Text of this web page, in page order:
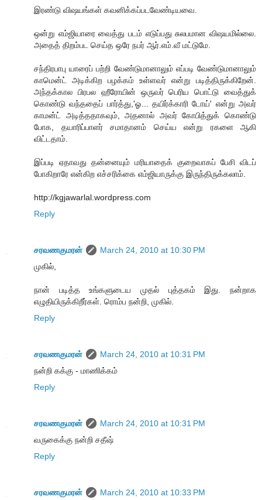
இரண்டு விஷயங்கள் கவனிக்கப்படவேண்டியவை.
ஒன்று எம்ஜியாரை வைத்து படம் எடுப்பது சுலபமான விஷயமில்லை.
அதைத் திறம்பட செய்த ஒரே நபர் ஆர்.எம்.வீ மட்டுமே.
சந்திரபாபு யாரைப் பற்றி வேண்டுமானாலும் எப்படி வேண்டுமானாலும்
காமென்ட் அடிக்கிற பழக்கம் உள்ளவர் என்று படித்திருக்கிறேன்.
அந்தக்கால பிரபல ஹீரோயின் ஒருவர் பெரிய பொட்டு வைத்துக்
கொண்டு வந்ததைப் பார்த்து,'ஓ... தயிர்க்காரி டோய்' என்று அவர்
காமன்ட் அடித்ததாகவும், அதனால் அவர் கோபித்துக் கொண்டு
போக, தயாரிப்பாளர் சமாதானம் செய்ய என்று ரகளை ஆகி
விட்டதாம்.
இப்படி ஏதாவது தன்னையும் மரியாதைக் குறைவாகப் பேசி விடப்
போகிறாரே என்கிற எச்சரிக்கை எம்ஜியாருக்கு இருந்திருக்கலாம்.
http://kgjawarlal.wordpress.com
Reply
சரவணகுமரன்
March 24, 2010 at 10:30 PM
முகில்,
நான் படித்த உங்களுடைய முதல் புத்தகம் இது. நன்றாக
எழுதியிருக்கிறீர்கள். ரொம்ப நன்றி, முகில்.
Reply
சரவணகுமரன்
March 24, 2010 at 10:31 PM
நன்றி கக்கு - மாணிக்கம்
Reply
சரவணகுமரன்
March 24, 2010 at 10:31 PM
வருகைக்கு நன்றி சதீஷ்
Reply
சரவணகுமரன்
March 24, 2010 at 10:33 PM